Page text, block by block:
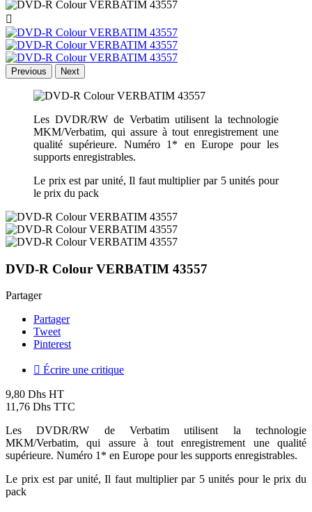

Previous Next
Les DVDR/RW de Verbatim utilisent la technologie
MKM/Verbatim, qui assure à tout enregistrement une
qualité supérieure. Numéro 1* en Europe pour les
supports enregistrables.
Le prix est par unité,Il faut multiplier par 5 unités pour
le prix du pack
DVD-R Colour VERBATIM 43557
Partager
Partager
Tweet
Pinterest
 Écrire une critique
9,80 Dhs HT
11,76 Dhs TTC
Les DVDR/RW de Verbatim utilisent la technologie
MKM/Verbatim, qui assure à tout enregistrement une qualité
supérieure. Numéro 1* en Europe pour les supports enregistrables.
Le prix est par unité,Il faut multiplier par 5 unités pour le prix du
pack